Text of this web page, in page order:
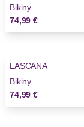
Bikiny
74,99 €
LASCANA
Bikiny
74,99 €